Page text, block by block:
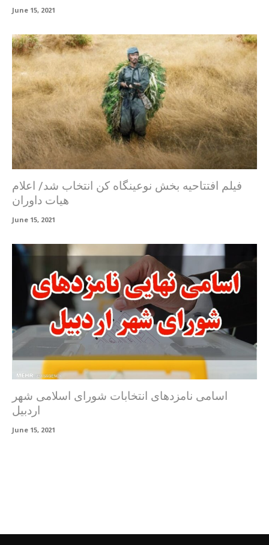
June 15, 2021
فیلم افتتاحیه بخش نوعینگاه کن انتخاب شد/ اعلام
هیات داوران
June 15, 2021
اسامی نامزدهای انتخابات شورای اسلامی شهر
اردبیل
June 15, 2021